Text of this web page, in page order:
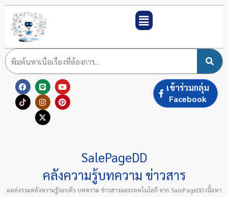
Skip
to
content
F
a
c
e
L
i
n
e
Y
o
u
t
T
i
k
t
I
n
s
t
a
g
P
i
n
t
X
-
t
w
i
t
เข้าร่วมกลุ่ม
Facebook
SalePageDD
คลังความรู้บทความ ข่าวสาร
แหล่งรวมคลังความรู้รอบตัว บทความ ข่าวสารและเทคโนโลยี จาก SalePageDD เนื้อหา